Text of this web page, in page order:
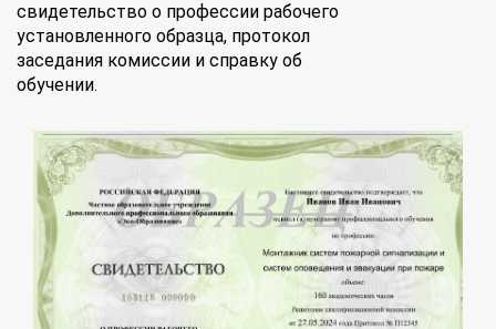
свидетельство о профессии рабочего
установленного образца, протокол
заседания комиссии и справку об
обучении.